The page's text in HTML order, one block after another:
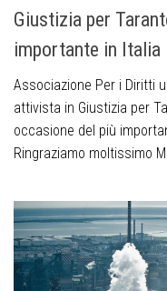
Giustizia per
importante in Italia
Associazione Per i Diritti
attivista in Giustizia per
occasione del più
Ringraziamo moltissimo